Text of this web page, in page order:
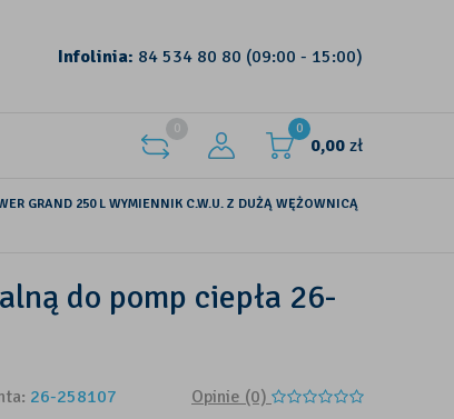
Infolinia: 84 534 80 80 (09:00 - 15:00)
0 0
0,00 zł
GRAND 250 L WYMIENNIK C.W.U. Z DUŻĄ WĘŻOWNICĄ
do pomp ciepła 26-
26-258107 Opinie (0)